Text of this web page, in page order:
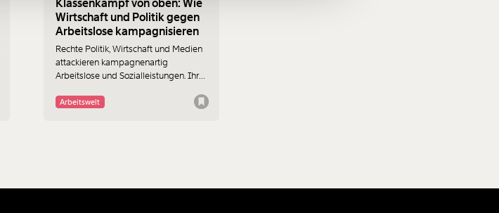
Anmelden
Klassenkampf von oben: Wie
Wirtschaft und Politik gegen
Arbeitslose kampagnisieren
Rechte Politik, Wirtschaft und Medien
attackieren kampagnenartig
Arbeitslose und Sozialleistungen. Ihr
Arbeitswelt